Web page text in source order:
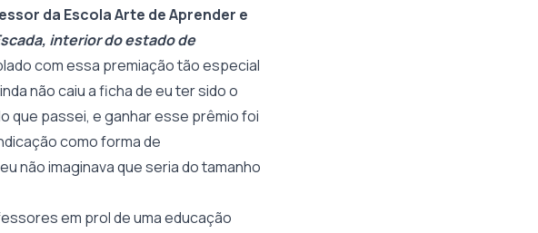
da Escola Arte de Aprender e
interior do estado de
com essa premiação tão especial
não caiu a ficha de eu ter sido o
que passei, e ganhar esse prêmio foi
como forma de
não imaginava que seria do tamanho
em prol de uma educação